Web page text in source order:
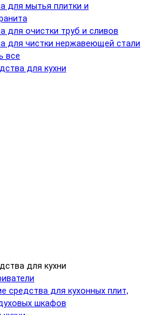
для мытья плитки и
для очистки труб и сливов
для чистки нержавеющей стали
все
для кухни
для кухни
средства для кухонных плит,
шкафов